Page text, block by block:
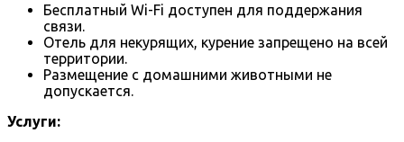
Бесплатный Wi-Fi доступен для поддержания
связи.
Отель для некурящих, курение запрещено на всей
территории.
Размещение с домашними животными не
допускается.
Услуги: